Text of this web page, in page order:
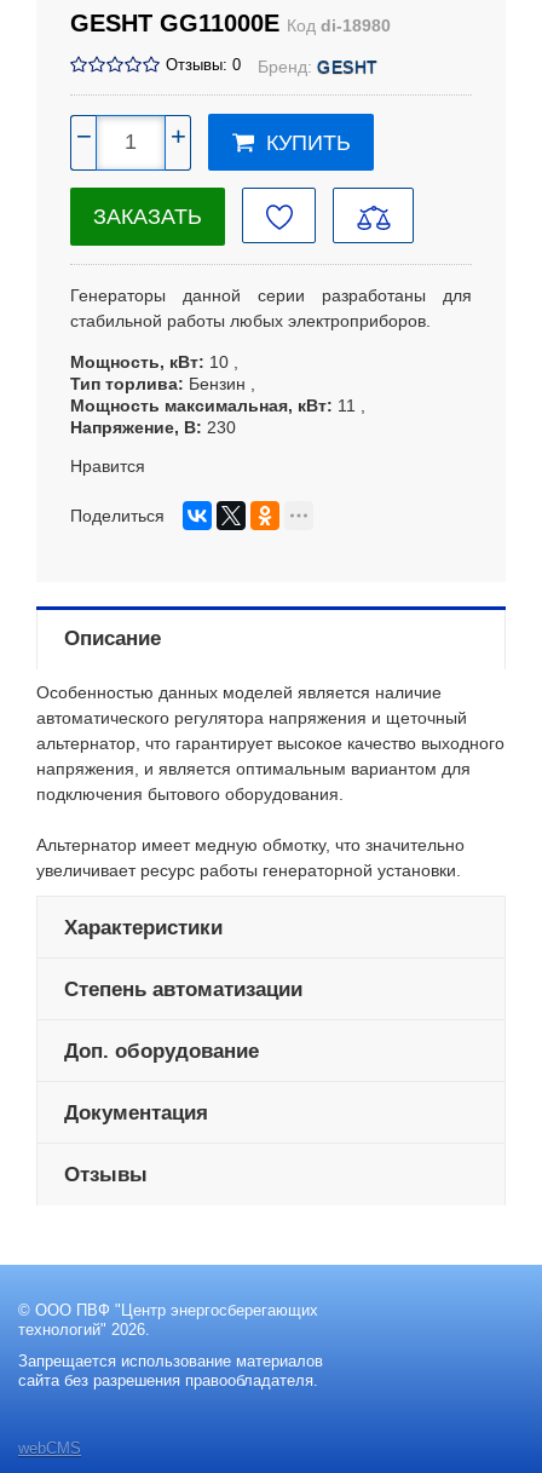
GESHT GG11000Е Код di-18980
Отзывы: 0 Бренд: GESHT
− + КУПИТЬ
ЗАКАЗАТЬ
Генераторы данной серии разработаны для
стабильной работы любых электроприборов.
Мощность, кВт
10
Тип торлива
Бензин
Мощность максимальная, кВт
11
Напряжение, В 230
Нравится
Поделиться
Описание
Особенностью данных моделей является наличие
автоматического регулятора напряжения и щеточный
альтернатор, что гарантирует высокое качество выходного
напряжения, и является оптимальным вариантом для
подключения бытового оборудования.
Альтернатор имеет медную обмотку, что значительно
увеличивает ресурс работы генераторной установки.
Характеристики
Степень автоматизации
Доп. оборудование
Документация
Отзывы
© ООО ПВФ "Центр энергосберегающих
технологий" 2026.
Запрещается использование материалов
сайта без разрешения правообладателя.
webCMS